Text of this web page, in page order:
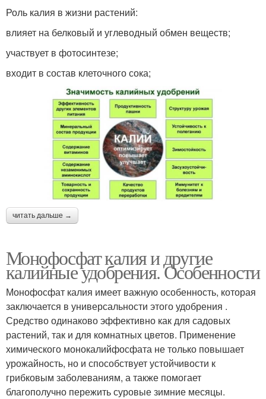
Роль калия в жизни растений:
влияет на белковый и углеводный обмен веществ;
участвует в фотосинтезе;
входит в состав клеточного сока;
читать дальше →
Монофосфат калия и другие
калийные удобрения. Особенности
Монофосфат калия имеет важную особенность, которая
заключается в универсальности этого удобрения .
Средство одинаково эффективно как для садовых
растений, так и для комнатных цветов. Применение
химического монокалийфосфата не только повышает
урожайность, но и способствует устойчивости к
грибковым заболеваниям, а также помогает
благополучно пережить суровые зимние месяцы.